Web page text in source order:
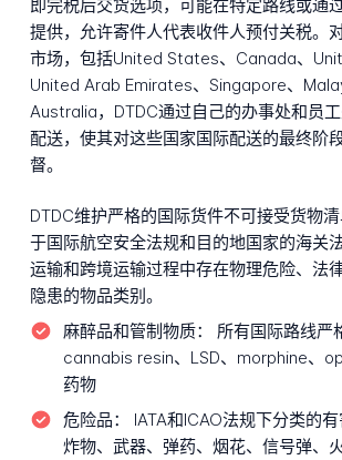
即完税后交货选项，可能在特定路线或通
提供，允许寄件人代表收件人预付关税。
市场，包括United States、Canada、
United Arab Emirates、Singapore、
Australia，DTDC通过自己的办事处和员
配送，使其对这些国家国际配送的最终阶
督。
DTDC维护严格的国际货件不可接受货物
于国际航空安全法规和目的地国家的海关
运输和跨境运输过程中存在物理危险、法
隐患的物品类别。
麻醉品和管制物质：
所有国际路线严
cannabis resin、LSD、morphine、
药物
危险品：
IATA和ICAO法规下分类的
炸物、武器、弹药、烟花、信号弹、